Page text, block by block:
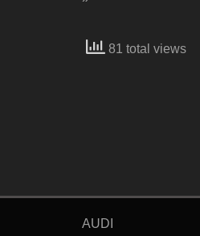
81 total views
AUDI